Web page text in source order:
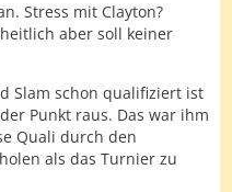
Stress mit Clayton?
aber soll keiner
Slam schon qualifiziert ist
Punkt raus. Das war ihm
Quali durch den
als das Turnier zu